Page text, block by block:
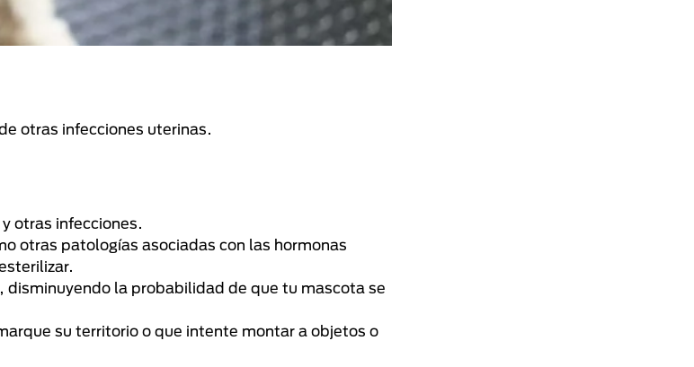
otras infecciones uterinas.
otras infecciones.
otras patologías asociadas con las hormonas
disminuyendo la probabilidad de que tu mascota se
su territorio o que intente montar a objetos o